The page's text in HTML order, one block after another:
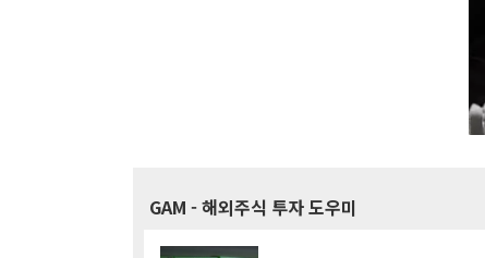
GAM - 해외주식 투자 도우미